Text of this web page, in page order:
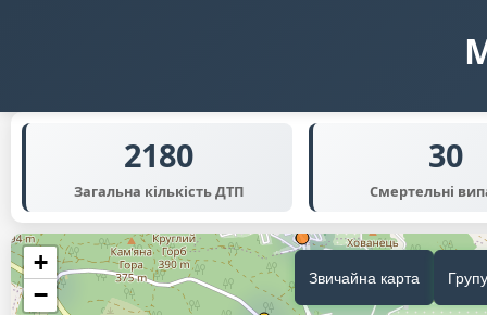
2180
Загальна кількість ДТП
30
Смертельні
Звичайна карта
+
−